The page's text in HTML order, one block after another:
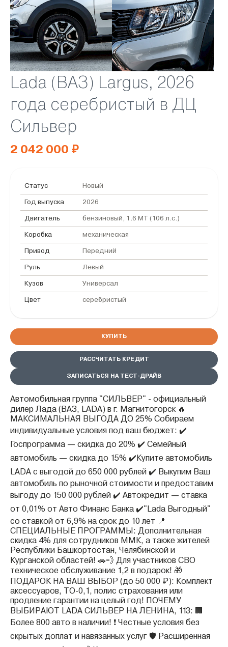
Lada (ВАЗ) Largus, 2026
года серебристый в ДЦ
Сильвер
2 042 000 ₽
Статус Новый
Год выпуска 2026
Двигатель бензиновый, 1.6 MT (106 л.с.)
Коробка механическая
Привод Передний
Руль Левый
Кузов Универсал
Цвет серебристый
КУПИТЬ
РАССЧИТАТЬ КРЕДИТ
ЗАПИСАТЬСЯ НА ТЕСТ-ДРАЙВ
Автомобильная группа "СИЛЬВЕР" - официальный
дилер Лада (ВАЗ, LADA) в г. Магнитогорск 🔥
МАКСИМАЛЬНАЯ ВЫГОДА ДО 25% Собираем
индивидуальные условия под ваш бюджет: ✔️
Госпрограмма — скидка до 20% ✔️ Семейный
автомобиль — скидка до 15% ✔️Купите автомобиль
LADA с выгодой до 650 000 рублей ✔️ Выкупим Ваш
автомобиль по рыночной стоимости и предоставим
выгоду до 150 000 рублей ✔️ Автокредит — ставка
от 0,01% от Авто Финанс Банка ✔️"Lada Выгодный"
со ставкой от 6,9% на срок до 10 лет 📍
СПЕЦИАЛЬНЫЕ ПРОГРАММЫ: Дополнительная
скидка 4% для сотрудников ММК, а также жителей
Республики Башкортостан, Челябинской и
Курганской областей! 🚗💨 Для участников СВО
техническое обслуживание 1,2 в подарок! 🎁
ПОДАРОК НА ВАШ ВЫБОР (до 50 000 ₽): Комплект
аксессуаров, ТО-0,1, полис страхования или
продление гарантии на целый год! ПОЧЕМУ
ВЫБИРАЮТ LADA СИЛЬВЕР НА ЛЕНИНА, 113: 🏢
Более 800 авто в наличии! ❗️ Честные условия без
скрытых доплат и навязанных услуг 🛡️ Расширенная